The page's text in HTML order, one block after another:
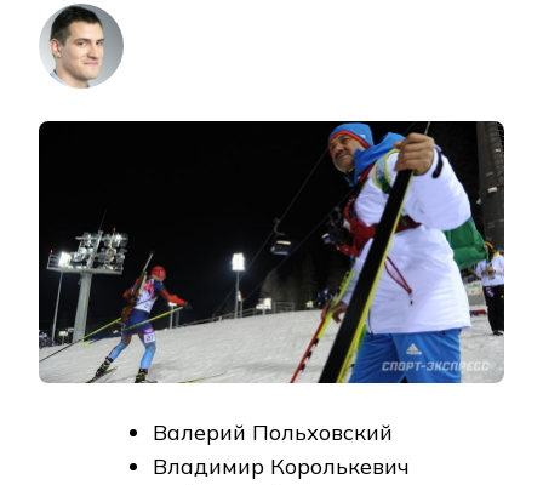
Валерий Польховский
Владимир Королькевич